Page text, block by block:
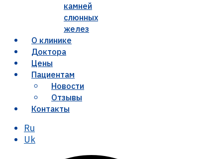
камней
слюнных
желез
О клинике
Доктора
Цены
Пациентам
Новости
Отзывы
Контакты
Ru
Uk